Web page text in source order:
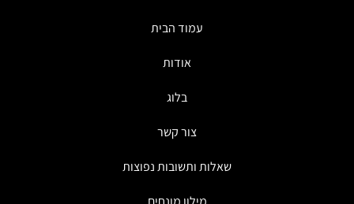
עמוד הבית
אודות
בלוג
צור קשר
שאלות ותשובות נפוצות